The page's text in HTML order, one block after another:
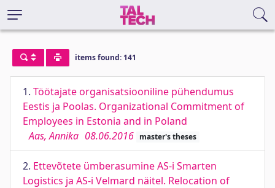
items found: 141
1. Töötajate organisatsiooniline pühendumus
Eestis ja Poolas. Organizational Commitment of
Employees in Estonia and in Poland
Aas, Annika 08.06.2016 master's theses
2. Ettevõtete ümberasumine AS-i Smarten
Logistics ja AS-i Velmard näitel. Relocation of